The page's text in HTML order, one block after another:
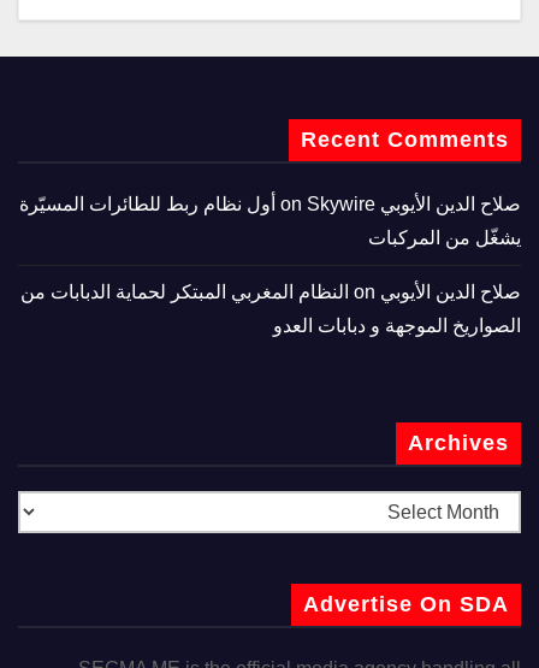
Recent Comments
صلاح الدين الأيوبي
Skywire أول نظام ربط للطائرات المسيّرة
يشغّل من المركبات
صلاح الدين الأيوبي
النظام المغربي المبتكر لحماية الدبابات من
الصواريخ الموجهة و دبابات العدو
Archives
Advertise On SDA